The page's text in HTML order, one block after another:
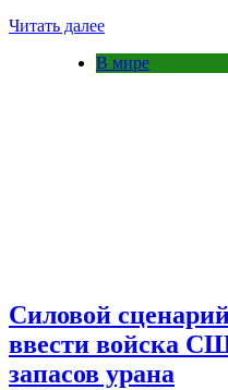
Читать далее
В мире
Силовой
ввести войска
запасов урана